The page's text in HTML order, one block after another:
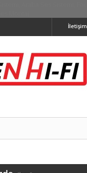
İletişim